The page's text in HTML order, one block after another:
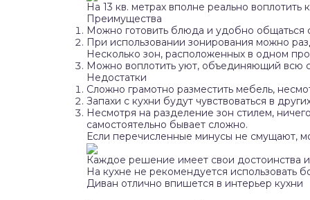
На 13 кв. метрах вполне реально
Преимущества
Можно готовить блюда и удобно общаться
При использовании зонирования можно
Несколько зон, расположенных в одном
Можно воплотить уют, объединяющий всю
Недостатки
Сложно грамотно разместить мебель,
Запахи с кухни будут чувствоваться в
Несмотря на разделение зон стилем,
самостоятельно бывает сложно.
Если перечисленные минусы не смущают,
Каждое решение имеет свои достоинства
На кухне не рекомендуется использовать
Диван отлично впишется в интерьер кухни